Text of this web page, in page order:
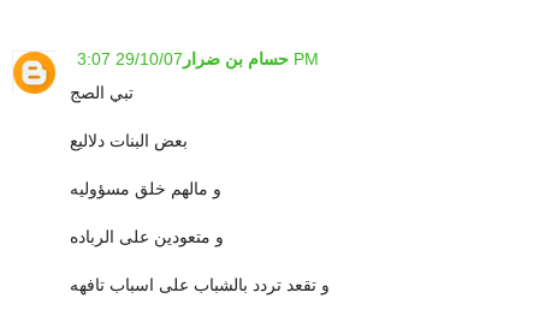
حسام بن ضرار 29/10/07 3:07 PM
تبي الصج
بعض البنات دلاليع
و مالهم خلق مسؤوليه
و متعودين على الرباده
و تقعد تردد بالشباب على اسباب تافهه